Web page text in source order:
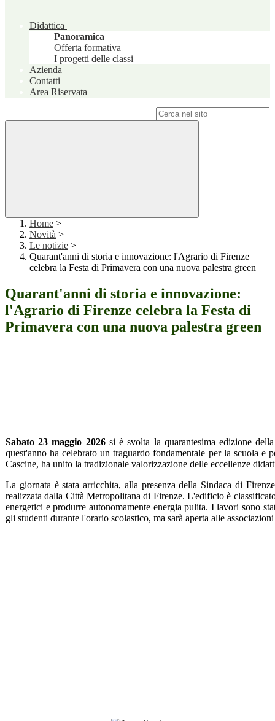
Didattica
Panoramica
Offerta formativa
I progetti delle classi
Azienda
Contatti
Area Riservata
Home >
Novità >
Le notizie >
Quarant'anni di storia e innovazione: l'Agrario di Firenze
celebra la Festa di Primavera con una nuova palestra green
Quarant'anni di storia e innovazione:
l'Agrario di Firenze celebra la Festa di
Primavera con una nuova palestra green
Sabato 23 maggio 2026si è svolta la quarantesima edizione
quest'anno ha celebrato un traguardo fondamentale per la scuola
Cascine, ha unito la tradizionale valorizzazione delle eccellenze
La giornata è stata arricchita, alla presenza della Sindaca di
realizzata dalla Città Metropolitana di Firenze. L'edificio è
energetici e produrre autonomamente energia pulita. I lavori sono
gli studenti durante l'orario scolastico, ma sarà aperta alle